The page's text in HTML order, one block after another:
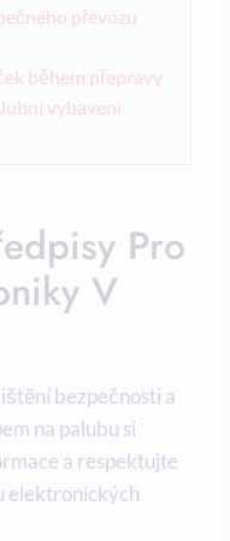
převozu
během přepravy
vybavení
Pro
V
bezpečnosti a
na palubu si
a respektujte
elektronických